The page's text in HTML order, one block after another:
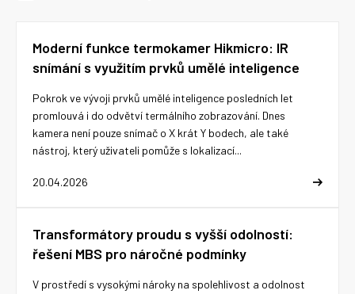
Moderní funkce termokamer Hikmicro: IR
snímání s využitím prvků umělé inteligence
20.04.2026
Pokrok ve vývoji prvků umělé inteligence posledních let
promlouvá i do odvětví termálního zobrazování. Dnes
kamera není pouze snímač o X krát Y bodech, ale také
nástroj, který uživateli pomůže s lokalizací...
Transformátory proudu s vyšší odolností:
řešení MBS pro náročné podmínky
V prostředí s vysokými nároky na spolehlivost a odolnost